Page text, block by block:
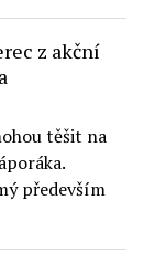
z akční
těšit na
především